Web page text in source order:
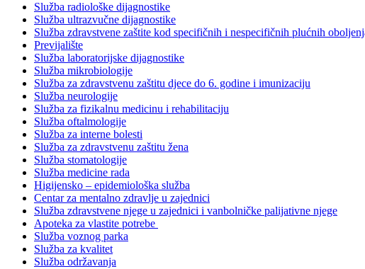
Služba radiološke dijagnostike
Služba ultrazvučne dijagnostike
Služba zdravstvene zaštite kod specifičnih i nespecifičnih plućnih
Previjalište
Služba laboratorijske dijagnostike
Služba mikrobiologije
Služba za zdravstvenu zaštitu djece do 6. godine i imunizaciju
Služba neurologije
Služba za fizikalnu medicinu i rehabilitaciju
Služba oftalmologije
Služba za interne bolesti
Služba za zdravstvenu zaštitu žena
Služba stomatologije
Služba medicine rada
Higijensko – epidemiološka služba
Centar za mentalno zdravlje u zajednici
Služba zdravstvene njege u zajednici i vanbolničke palijativne njege
Apoteka za vlastite potrebe
Služba voznog parka
Služba za kvalitet
Služba održavanja